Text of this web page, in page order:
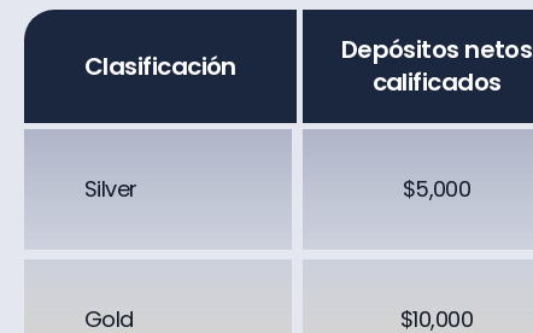
Clasificación
Depósitos netos
calificados
Silver $5,000
Gold $10,000